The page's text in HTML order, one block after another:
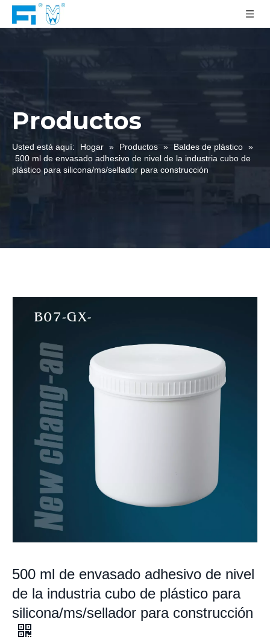
Productos
Usted está aquí: Hogar » Productos » Baldes de plástico »
500 ml de envasado adhesivo de nivel de la industria cubo de
plástico para silicona/ms/sellador para construcción
500 ml de envasado adhesivo de nivel
de la industria cubo de plástico para
silicona/ms/sellador para construcción